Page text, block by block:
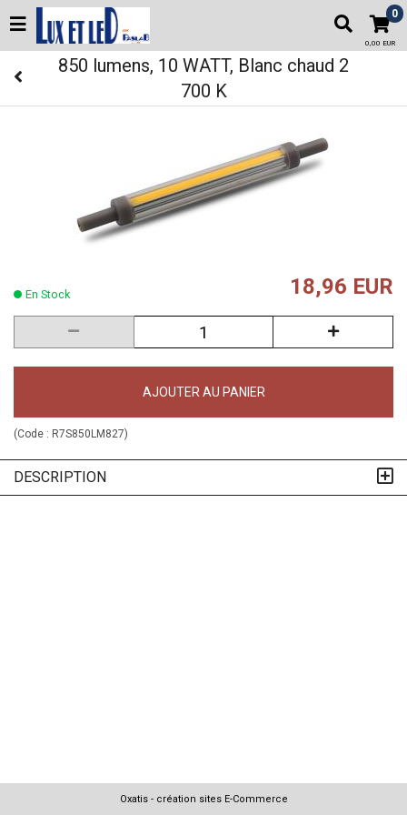
0
0,00 EUR
850 lumens, 10 WATT, Blanc chaud 2
700 K
En Stock 18,96 EUR
AJOUTER AU PANIER
(Code : R7S850LM827)
DESCRIPTION
Oxatis - création sites E-Commerce